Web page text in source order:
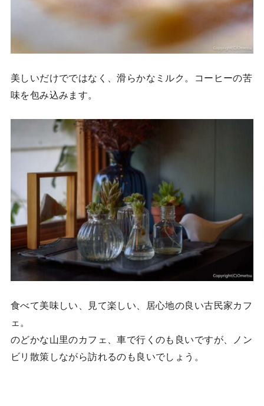
美しいだけでではなく、滑らかなミルク。コーヒーの苦
味を包み込みます。
食べて美味しい、見て楽しい、居心地の良い古民家カフ
ェ。
のどかな山里のカフェ、車で行くのも良いですが、ノン
ビリ散策しながら訪れるのも良いでしょう。